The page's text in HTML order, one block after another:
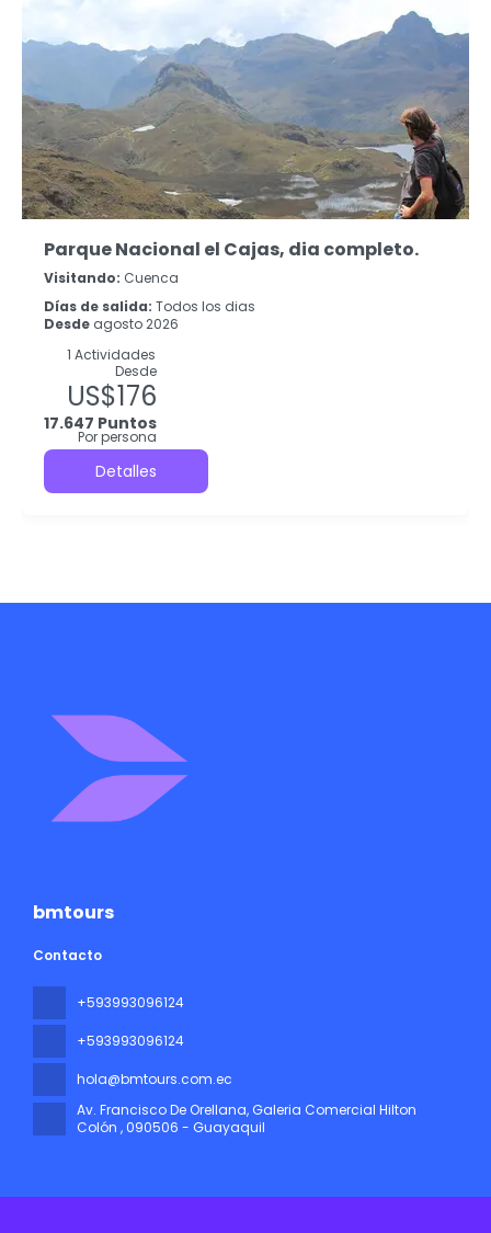
Parque Nacional el Cajas, dia completo.
Visitando: Cuenca
Días de salida: Todos los dias
Desde agosto 2026
1 Actividades
Desde
US$176
17.647 Puntos
Por persona
Detalles
bmtours
Contacto
+593993096124
+593993096124
hola@bmtours.com.ec
Av. Francisco De Orellana, Galeria Comercial Hilton
Colón , 090506 - Guayaquil